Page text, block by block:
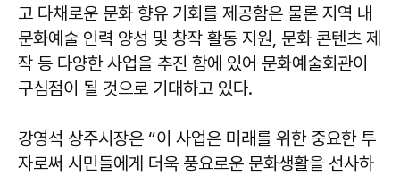
고 다채로운 문화 향유 기회를 제공함은 물론 지역 내
문화예술 인력 양성 및 창작 활동 지원, 문화 콘텐츠 제
작 등 다양한 사업을 추진 함에 있어 문화예술회관이
구심점이 될 것으로 기대하고 있다.
강영석 상주시장은 “이 사업은 미래를 위한 중요한 투
자로써 시민들에게 더욱 풍요로운 문화생활을 선사하